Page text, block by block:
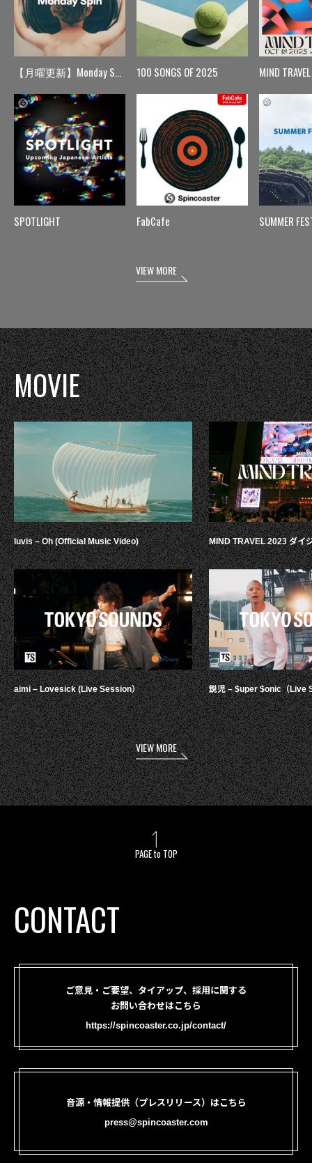
【月曜更新】Monday Spin
SPOTLIGHT
100 SONGS OF 2025
FabCafe
MIND TRAVEL
SUMMER
VIEW MORE
MOVIE
luvis – Oh (Official Music Video)
aimi – Lovesick (Live Session）
MIND TRAVEL 2023 ダイ
鋭児 – $uper $onic（Live
VIEW MORE
PAGE to TOP
CONTACT
ご意見・ご要望、タイアップ、採用に関する
お問い合わせはこちら
https://spincoaster.co.jp/contact/
音源・情報提供（プレスリリース）はこちら
press@spincoaster.com